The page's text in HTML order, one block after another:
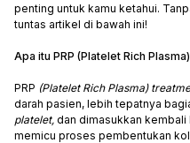
penting untuk kamu ketahui.
tuntas artikel di bawah ini!
Apa itu PRP (Platelet Rich
PRP (Platelet Rich Plasma)
darah pasien, lebih tepatnya
platelet, dan dimasukkan
memicu proses pembentukan